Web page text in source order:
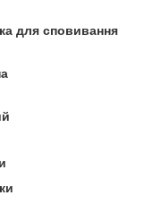
для сповивання